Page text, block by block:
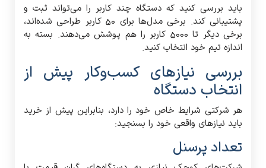
باید بررسی کنید که دستگاه چند کاربر را می‌تواند ثبت و
پشتیبانی کند. برخی مدل‌ها برای ۵۰ کاربر طراحی شده‌اند،
برخی دیگر تا ۵۰۰۰ کاربر را هم پوشش می‌دهند. بسته به
اندازه تیم خود انتخاب کنید.
بررسی نیازهای کسب‌وکار پیش از
انتخاب دستگاه
هر شرکتی شرایط خاص خود را دارد، بنابراین پیش از خرید
باید نیازهای واقعی خود را بسنجید:
تعداد پرسنل